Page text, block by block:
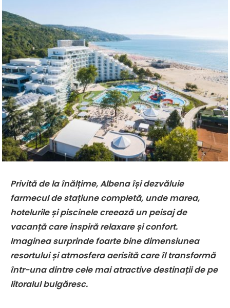
Privită de la înălțime, Albena își dezvăluie
farmecul de stațiune completă, unde marea,
hotelurile și piscinele creează un peisaj de
vacanță care inspiră relaxare și confort.
Imaginea surprinde foarte bine dimensiunea
resortului și atmosfera aerisită care îl transformă
într-una dintre cele mai atractive destinații de pe
litoralul bulgăresc.